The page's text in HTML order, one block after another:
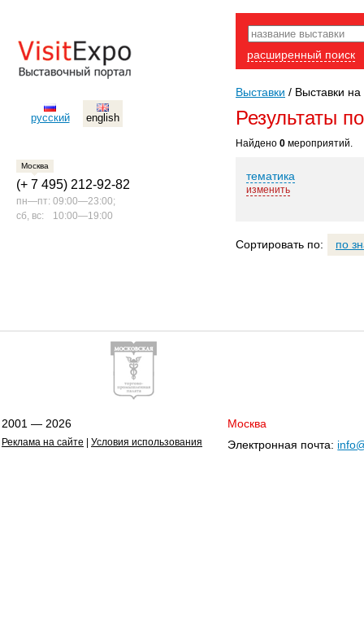
русский english
Москва
(+ 7 495) 212-92-82
пн—пт: 09:00—23:00;
сб, вс:
10:00—19:00
расширенный поиск
Выставки / Выставки
Результаты
Найдено 0 мероприятий.
тематика
изменить
Сортировать по: по
2001 — 2026
Реклама на сайте Условия использования
Москва
Электронная почта: